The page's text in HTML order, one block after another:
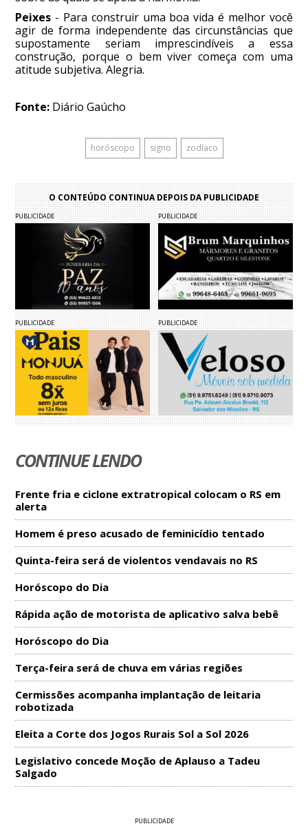
Peixes - Para construir uma boa vida é melhor você
agir de forma independente das circunstâncias que
supostamente seriam imprescindíveis a essa
construção, porque o bem viver começa com uma
atitude subjetiva. Alegria.
Fonte: Diário Gaúcho
horóscopo signo zodíaco
O CONTEÚDO CONTINUA DEPOIS DA PUBLICIDADE
PUBLICIDADE PUBLICIDADE
PUBLICIDADE PUBLICIDADE
CONTINUE LENDO
Frente fria e ciclone extratropical colocam o RS em
alerta
Homem é preso acusado de feminicídio tentado
Quinta-feira será de violentos vendavais no RS
Horóscopo do Dia
Rápida ação de motorista de aplicativo salva bebê
Horóscopo do Dia
Terça-feira será de chuva em várias regiões
Cermissões acompanha implantação de leitaria
robotizada
Eleita a Corte dos Jogos Rurais Sol a Sol 2026
Legislativo concede Moção de Aplauso a Tadeu
Salgado
PUBLICIDADE